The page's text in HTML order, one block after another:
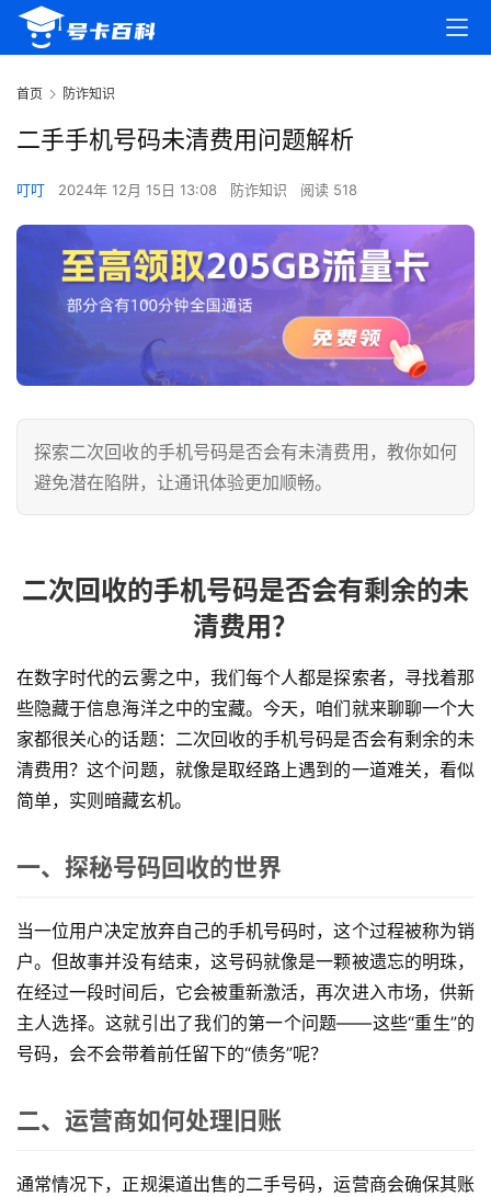
首页 防诈知识
二手手机号码未清费用问题解析
叮叮 2024年 12月 15日 13:08 防诈知识 阅读 518
探索二次回收的手机号码是否会有未清费用，教你如何
避免潜在陷阱，让通讯体验更加顺畅。
二次回收的手机号码是否会有剩余的未
清费用？
在数字时代的云雾之中，我们每个人都是探索者，寻找着那
些隐藏于信息海洋之中的宝藏。今天，咱们就来聊聊一个大
家都很关心的话题：二次回收的手机号码是否会有剩余的未
清费用？这个问题，就像是取经路上遇到的一道难关，看似
简单，实则暗藏玄机。
一、探秘号码回收的世界
当一位用户决定放弃自己的手机号码时，这个过程被称为销
户。但故事并没有结束，这号码就像是一颗被遗忘的明珠，
在经过一段时间后，它会被重新激活，再次进入市场，供新
主人选择。这就引出了我们的第一个问题——这些“重生”的
号码，会不会带着前任留下的“债务”呢？
二、运营商如何处理旧账
通常情况下，正规渠道出售的二手号码，运营商会确保其账